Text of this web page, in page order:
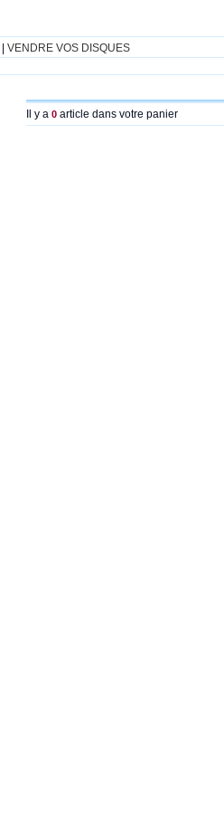
VENDRE VOS DISQUES
Il y a 0 article dans votre panier